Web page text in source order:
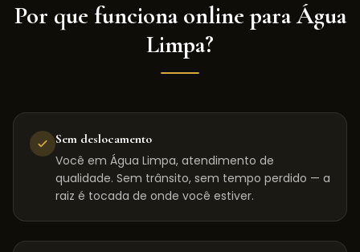
Por que funciona online paraÁgua
Limpa?
Sem deslocamento
Você em Água Limpa, atendimento de
qualidade. Sem trânsito, sem tempo perdido — a
raiz é tocada de onde você estiver.